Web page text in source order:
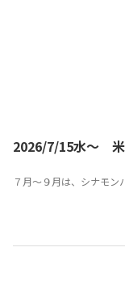
2026/7/15水～
７月～９月は、シナモン